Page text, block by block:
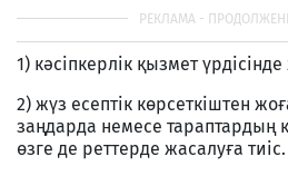
1) кәсiпкерлiк қызмет
2) жүз есептiк көрсеткiштен
заңдарда немесе тараптардың
өзге де реттерде жасалуға тиiс.